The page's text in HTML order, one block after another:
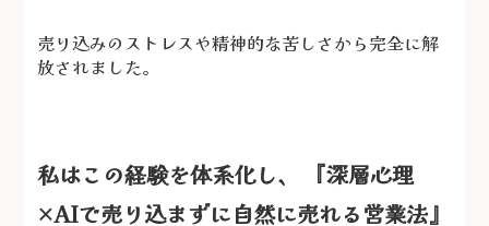
売り込みのストレスや精神的な苦しさから完全に解
放されました。
私はこの経験を体系化し、 『深層心理
×AIで売り込まずに自然に売れる営業法』